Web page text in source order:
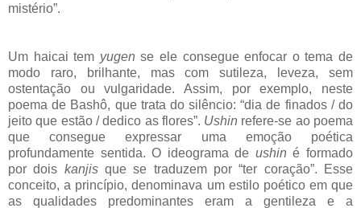
mistério”.
Um haicai tem yugen se ele consegue enfocar o tema de
modo raro, brilhante, mas com sutileza, leveza, sem
ostentação ou vulgaridade. Assim, por exemplo, neste
poema de Bashô, que trata do silêncio: “dia de finados / do
jeito que estão / dedico as flores”. Ushin refere-se ao poema
que consegue expressar uma emoção poética
profundamente sentida. O ideograma de ushin é formado
por dois kanjisque se traduzem por “ter coração”. Esse
conceito, a princípio, denominava um estilo poético em que
as qualidades predominantes eram a gentileza e a